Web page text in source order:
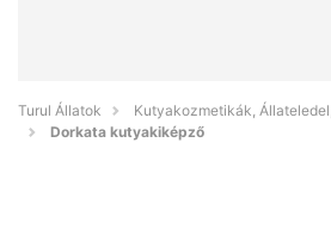
Turul Állatok
Kutyakozmetikák,
Dorkata kutyakiképző